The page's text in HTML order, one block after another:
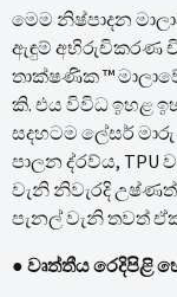
මෙම නිෂ්පාදන
ඇඳුම් අභිරුචිකරණ
තාක්ෂණික ™
කි. එය විවිධ ඉහළ
සදහටම ලේසර් මාරු
පාලන ද්රව්ය, TPU
වැනි නිවැරදි
පැනල් වැනි තවත්
● වෘත්තීය රෙදිපිළි